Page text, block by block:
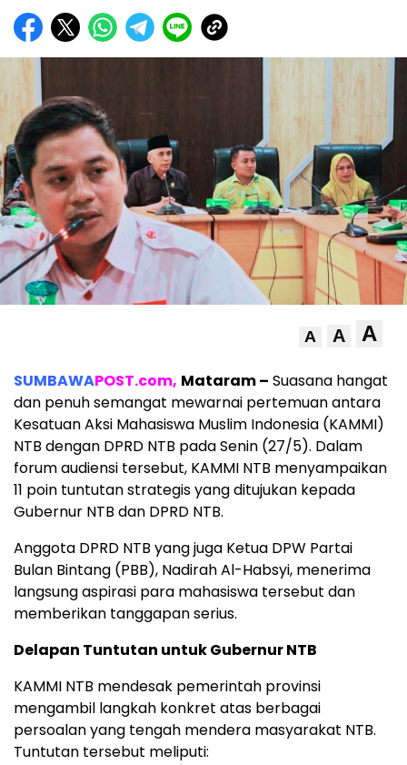
A A A
SUMBAWAPOST.com, Mataram – Suasana hangat
dan penuh semangat mewarnai pertemuan antara
Kesatuan Aksi Mahasiswa Muslim Indonesia (KAMMI)
NTB dengan DPRD NTB pada Senin (27/5). Dalam
forum audiensi tersebut, KAMMI NTB menyampaikan
11 poin tuntutan strategis yang ditujukan kepada
Gubernur NTB dan DPRD NTB.
Anggota DPRD NTB yang juga Ketua DPW Partai
Bulan Bintang (PBB), Nadirah Al-Habsyi, menerima
langsung aspirasi para mahasiswa tersebut dan
memberikan tanggapan serius.
Delapan Tuntutan untuk Gubernur NTB
KAMMI NTB mendesak pemerintah provinsi
mengambil langkah konkret atas berbagai
persoalan yang tengah mendera masyarakat NTB.
Tuntutan tersebut meliputi: